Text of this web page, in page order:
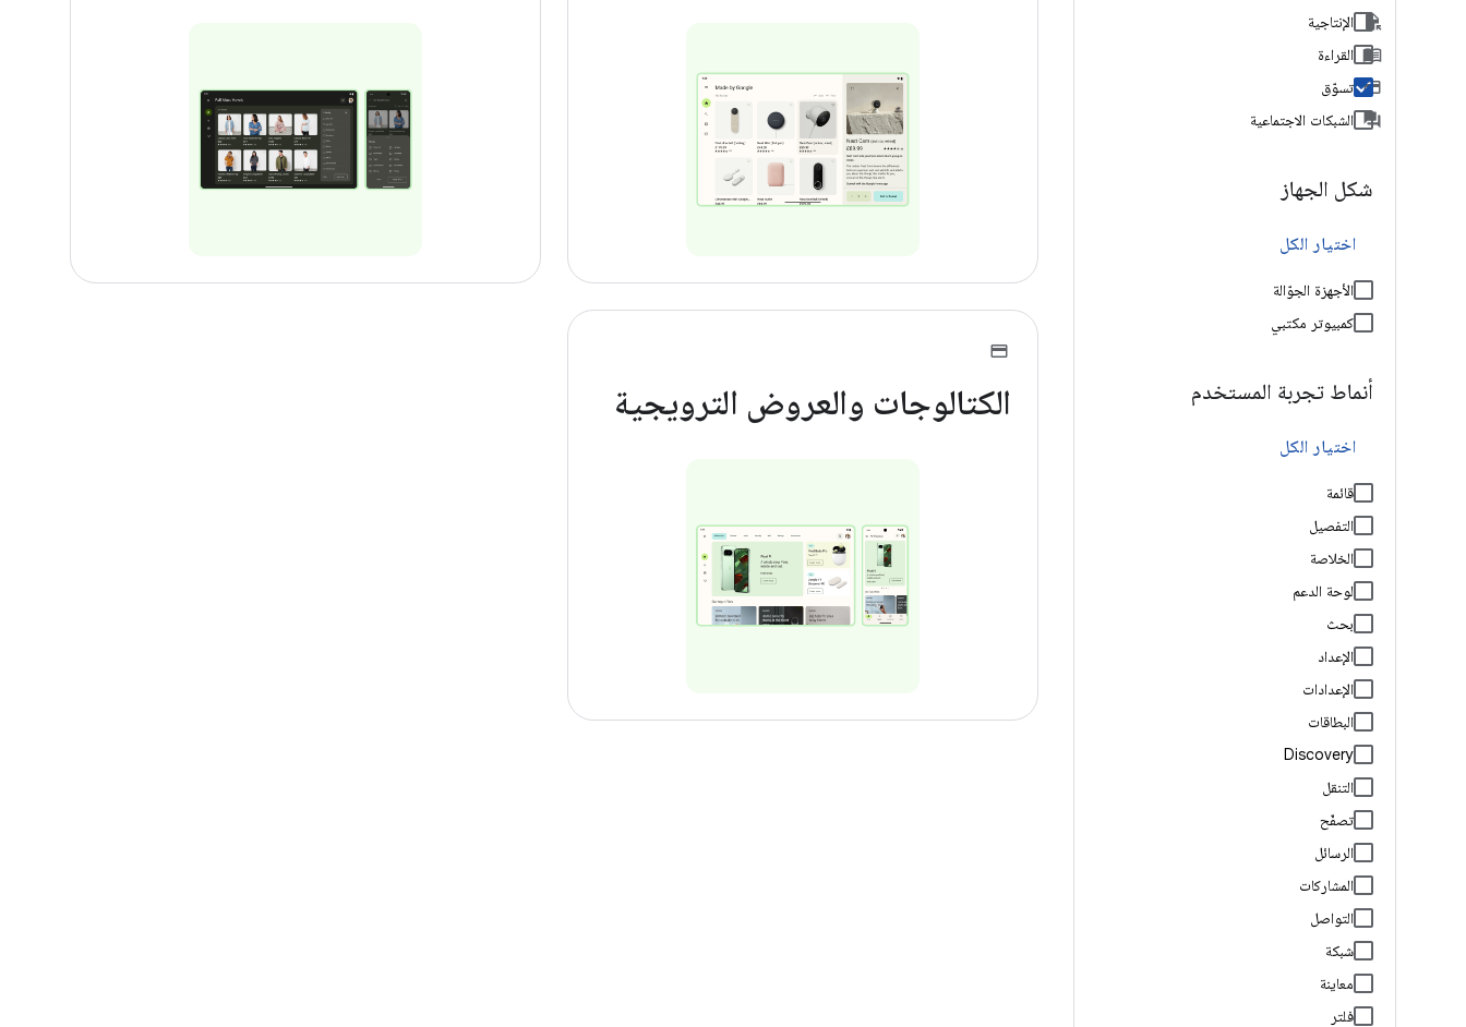
الإنتاجية
القراءة
تسوّق
الشبكات الاجتماعية
شكل الجهاز
اختيار الكل
الأجهزة الجوّالة
كمبيوتر مكتبي
أنماط تجربة المستخدم
اختيار الكل
قائمة
التفصيل
الخلاصة
لوحة الدعم
بحث
الإعداد
الإعدادات
البطاقات
Discovery
التنقل
تصفّح
الرسائل
المشاركات
التواصل
شبكة
معاينة
فلتر
الكتالوجات والعروض الترويجية